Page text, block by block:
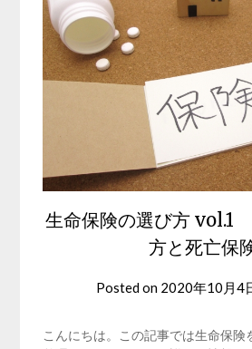
生命保険の選び方 vol.1
方と死亡保
Posted on 2020年10月4
こんにちは。この記事では生命保険